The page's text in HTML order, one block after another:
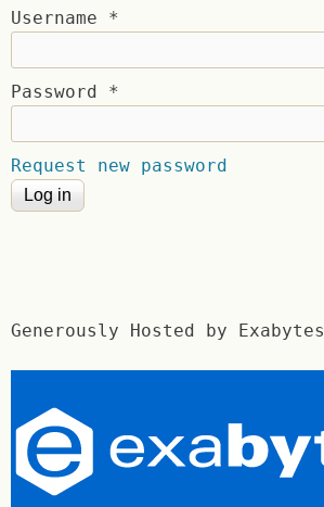
Username *
Password *
Request new password
Generously Hosted by Exabytes